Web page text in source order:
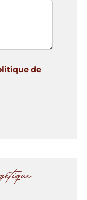
de